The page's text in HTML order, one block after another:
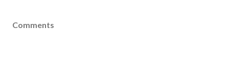
Comments